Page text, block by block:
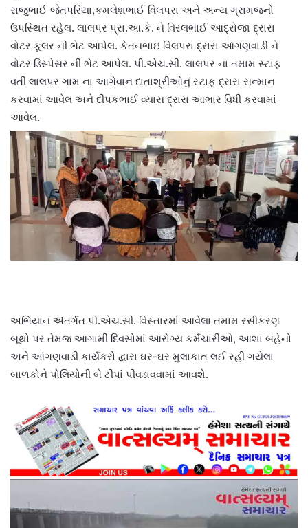
રાજુભાઈ જેતપરિયા,કમલેશભાઈ વિલપરા અને અન્ય ગ્રામજનો
ઉપસ્થિત રહેલ. લાલપર પ્રા.આ.કે. ને વિરલભાઈ આદ્રોજા દ્રારા
વોટર કૂલર ની ભેટ આપેલ. કેતનભાઇ વિલપરા દ્રારા આંગણવાડી ને
વોટર ડિસ્પેસર ની ભેટ આપેલ. પી.એચ.સી. લાલપર ના તમામ સ્ટાફ
વતી લાલપર ગામ ના આગેવાન દાતાશ્રીઓનું સ્ટાફ દ્રારા સન્માન
કરવામાં આવેલ અને દીપકભાઈ વ્યાસ દ્રારા આભાર વિધી કરવામાં
આવેલ.
અભિયાન અંતર્ગત પી.એચ.સી. વિસ્તારમાં આવેલા તમામ રસીકરણ
બૂથો પર તેમજ આગામી દિવસોમાં આરોગ્ય કર્મચારીઓ, આશા બહેનો
અને આંગણવાડી કાર્યકરો દ્વારા ઘર-ઘર મુલાકાત લઈ રહી ગયેલા
બાળકોને પોલિયોની બે ટીપાં પીવડાવવામાં આવશે.